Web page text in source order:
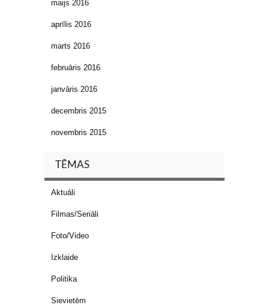
maijs 2016
aprīlis 2016
marts 2016
februāris 2016
janvāris 2016
decembris 2015
novembris 2015
TĒMAS
Aktuāli
Filmas/Seriāli
Foto/Video
Izklaide
Politika
Sievietēm